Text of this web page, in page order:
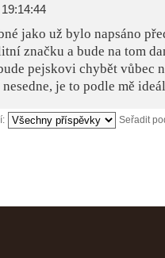
jako už bylo napsáno
značku a bude na tom
pejskovi chybět vůbec
je to podle mě
Seřadit